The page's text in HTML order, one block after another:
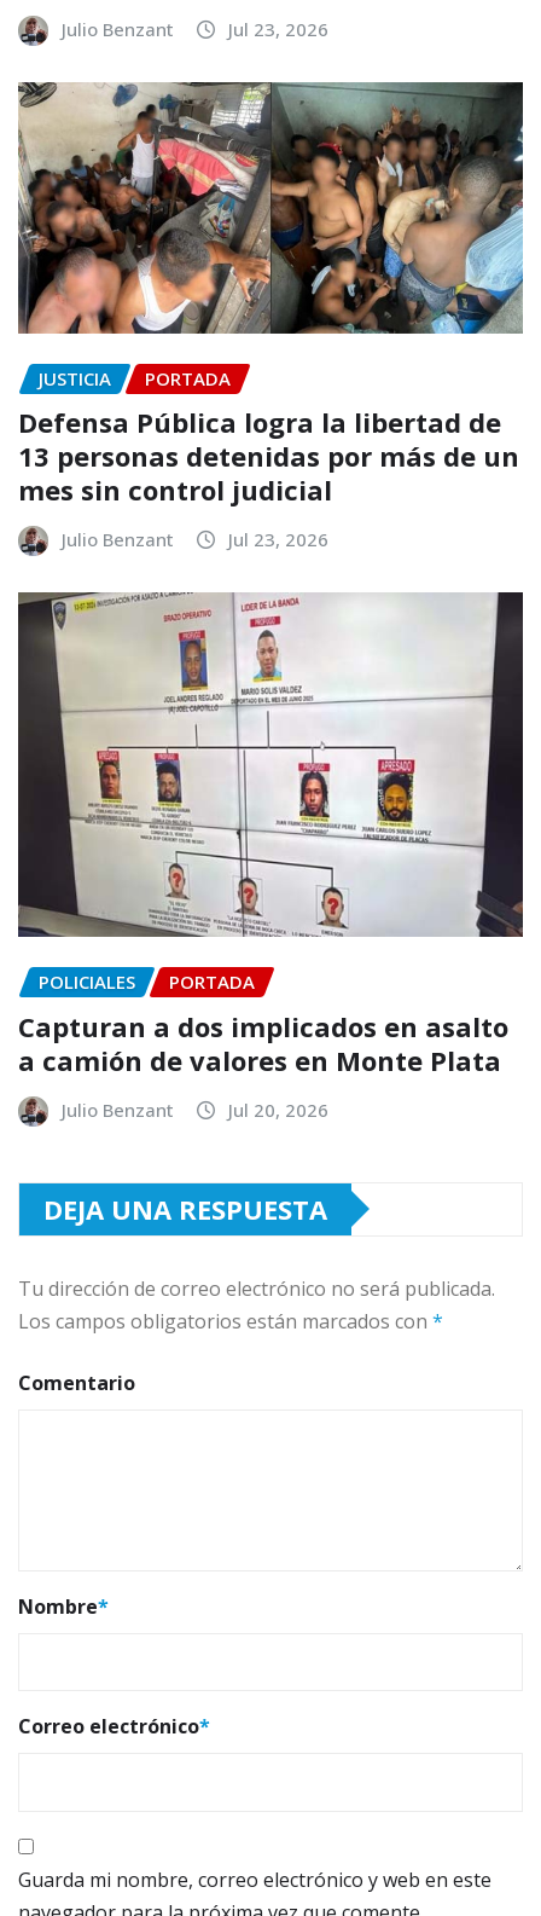
Julio Benzant Jul 23, 2026
JUSTICIA PORTADA
Defensa Pública logra la libertad de
13 personas detenidas por más de un
mes sin control judicial
Julio Benzant Jul 23, 2026
POLICIALES PORTADA
Capturan a dos implicados en asalto
a camión de valores en Monte Plata
Julio Benzant Jul 20, 2026
DEJA UNA RESPUESTA
Tu dirección de correo electrónico no será publicada.
Los campos obligatorios están marcados con *
Comentario
Nombre*
Correo electrónico*
Guarda mi nombre, correo electrónico y web en este